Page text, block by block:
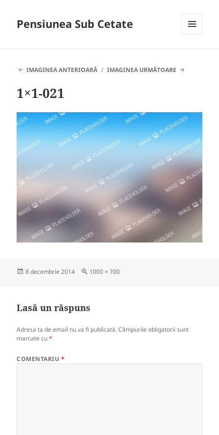
Pensiunea Sub Cetate
IMAGINEA ANTERIOARĂ
IMAGINEA URMĂTOARE
1×1-021
Publicat
8 decembrie 2014
Dimensiune
1000 × 700
Lasă un răspuns
Adresa ta de email nu va fi publicată. Câmpurile obligatorii sunt
marcate cu*
COMENTARIU *